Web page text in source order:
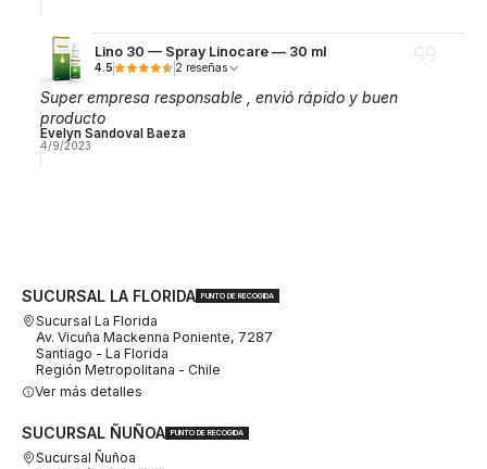
Lino 30 — Spray Linocare — 30 ml
4.5 2 reseñas
Super empresa responsable , envió rápido y buen
producto
Evelyn Sandoval Baeza
4/9/2023
SUCURSAL LA FLORIDA PUNTO DE RECOGIDA
Sucursal La Florida
Av. Vicuña Mackenna Poniente, 7287
Santiago - La Florida
Región Metropolitana - Chile
Ver más detalles
SUCURSAL ÑUÑOA PUNTO DE RECOGIDA
Sucursal Ñuñoa